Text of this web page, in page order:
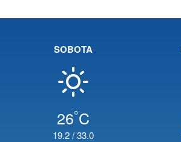
SOBOTA
26°C
19.2/33.0